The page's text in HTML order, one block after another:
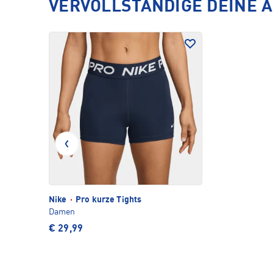
VERVOLLSTÄNDIGE DEINE
Nike ·
Pro kurze Tights
Damen
€ 29,99